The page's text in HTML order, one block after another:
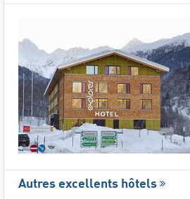
Autres excellents hôtels